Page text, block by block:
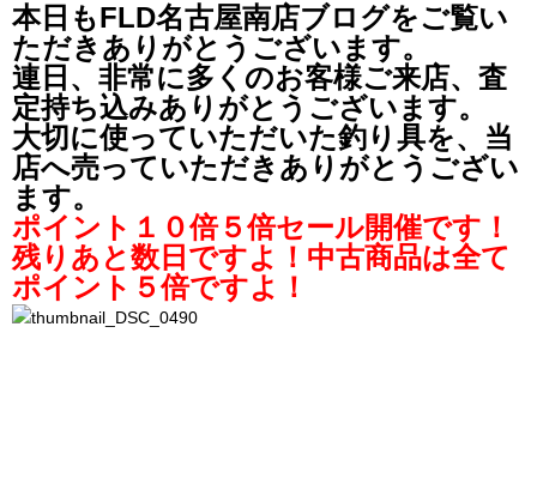
本日もFLD名古屋南店ブログをご覧い
ただきありがとうございます。
連日、非常に多くのお客様ご来店、査
定持ち込みありがとうございます。
大切に使っていただいた釣り具を、当
店へ売っていただきありがとうござい
ます。
ポイント１０倍５倍セール開催です！
残りあと数日ですよ！中古商品は全て
ポイント５倍ですよ！